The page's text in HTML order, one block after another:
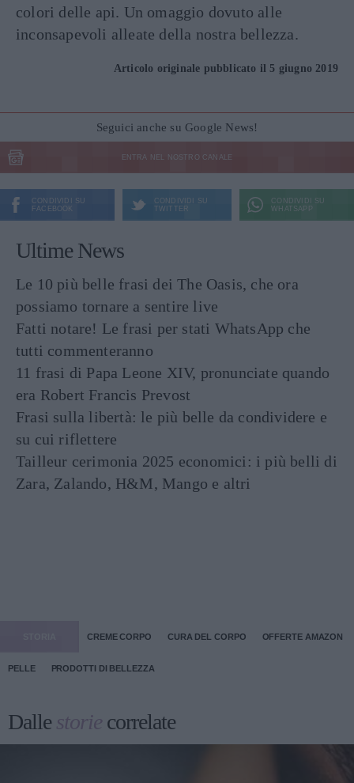
colori delle api. Un omaggio dovuto alle
inconsapevoli alleate della nostra bellezza.
Articolo originale pubblicato il 5 giugno 2019
Seguici anche su Google News!
ENTRA NEL NOSTRO CANALE
CONDIVIDI SU
FACEBOOK
CONDIVIDI SU
TWITTER
CONDIVIDI SU
WHATSAPP
Ultime News
Le 10 più belle frasi dei The Oasis, che ora
possiamo tornare a sentire live
Fatti notare! Le frasi per stati WhatsApp che
tutti commenteranno
11 frasi di Papa Leone XIV, pronunciate quando
era Robert Francis Prevost
Frasi sulla libertà: le più belle da condividere e
su cui riflettere
Tailleur cerimonia 2025 economici: i più belli di
Zara, Zalando, H&M, Mango e altri
CREME CORPO CURA DEL CORPO OFFERTE AMAZON
PELLE PRODOTTI DI BELLEZZA
Dallestorie correlate